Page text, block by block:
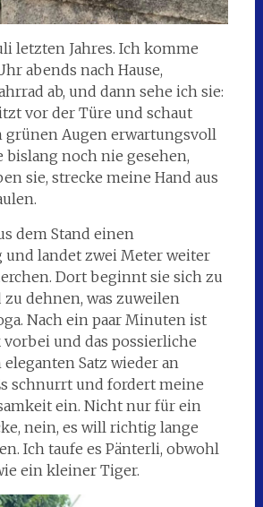
letzten Jahres. Ich komme
abends nach Hause,
ab, und dann sehe ich sie:
vor der Türe und schaut
Augen erwartungsvoll
bislang noch nie gesehen,
sie, strecke meine Hand aus
dem Stand einen
und landet zwei Meter weiter
Dort beginnt sie sich zu
dehnen, was zuweilen
Nach ein paar Minuten ist
und das possierliche
Satz wieder an
schnurrt und fordert meine
ein. Nicht nur für ein
nein, es will richtig lange
Ich taufe es Pänterli, obwohl
ein kleiner Tiger.